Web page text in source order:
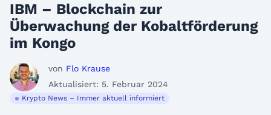
IBM – Blockchain zur
Überwachung der Kobaltförderung
im Kongo
von Flo Krause
Aktualisiert: 5. Februar 2024
Krypto News – Immer aktuell informiert